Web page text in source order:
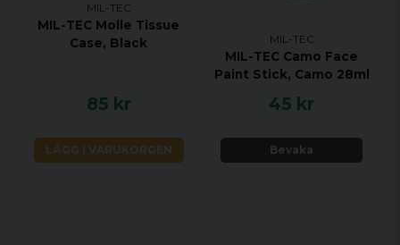
MIL-TEC
MIL-TEC Molle Tissue
Case, Black
85 kr
LÄGG I VARUKORGEN
MIL-TEC
MIL-TEC Camo Face
Paint Stick, Camo 28ml
45 kr
Bevaka